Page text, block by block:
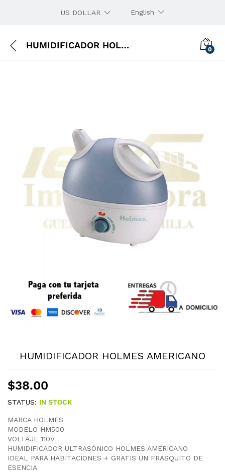
US DOLLAR English
HUMIDIFICADOR HOLMES AMERICANO 0
HUMIDIFICADOR HOLMES AMERICANO
$38.00
STATUS: IN STOCK
MARCA HOLMES
MODELO HM500
VOLTAJE 110V
HUMIDIFICADOR ULTRASÓNICO HOLMES AMERICANO
IDEAL PARA HABITACIONES + GRATIS UN FRASQUITO DE
ESENCIA